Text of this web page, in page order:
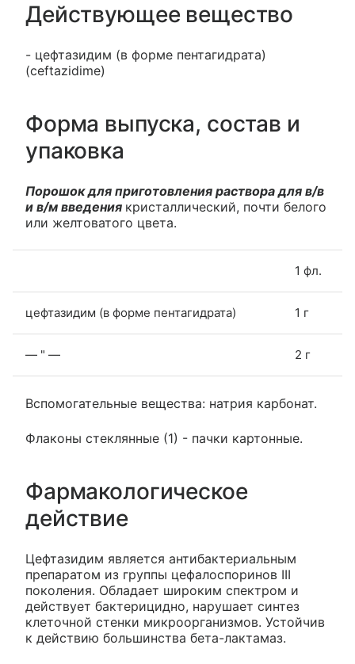
Действующее вещество
- цефтазидим (в форме пентагидрата)
(ceftazidime)
Форма выпуска, состав и
упаковка
Порошок для приготовления раствора для в/в
и в/м введения кристаллический, почти белого
или желтоватого цвета.
1 фл.
цефтазидим (в форме пентагидрата) 1 г
— " — 2 г
Вспомогательные вещества: натрия карбонат.
Флаконы стеклянные (1) - пачки картонные.
Фармакологическое
действие
Цефтазидим является антибактериальным
препаратом из группы цефалоспоринов III
поколения. Обладает широким спектром и
действует бактерицидно, нарушает синтез
клеточной стенки микроорганизмов. Устойчив
к действию большинства бета-лактамаз.